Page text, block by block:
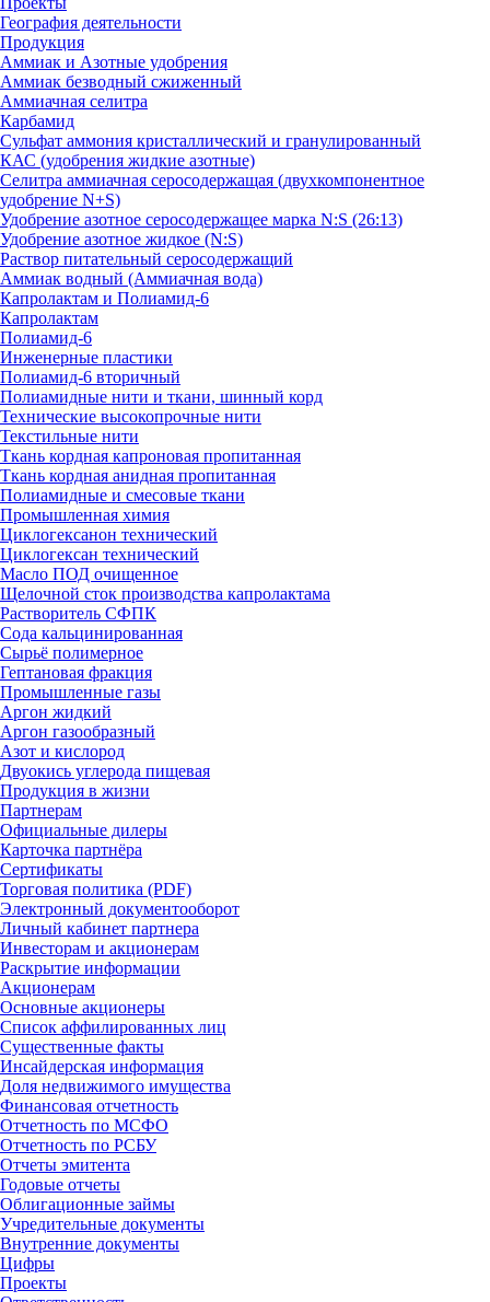
География деятельности
Продукция
Аммиак и Азотные удобрения
Аммиак безводный сжиженный
Аммиачная селитра
Карбамид
Сульфат аммония кристаллический и гранулированный
КАС (удобрения жидкие азотные)
Селитра аммиачная серосодержащая (двухкомпонентное
удобрение N+S)
Удобрение азотное серосодержащее марка N:S (26:13)
Удобрение азотное жидкое (N:S)
Раствор питательный серосодержащий
Аммиак водный (Аммиачная вода)
Капролактам и Полиамид-6
Капролактам
Полиамид-6
Инженерные пластики
Полиамид-6 вторичный
Полиамидные нити и ткани, шинный корд
Технические высокопрочные нити
Текстильные нити
Ткань кордная капроновая пропитанная
Ткань кордная анидная пропитанная
Полиамидные и смесовые ткани
Промышленная химия
Циклогексанон технический
Циклогексан технический
Масло ПОД очищенное
Щелочной сток производства капролактама
Растворитель СФПК
Сода кальцинированная
Сырьё полимерное
Гептановая фракция
Промышленные газы
Аргон жидкий
Аргон газообразный
Азот и кислород
Двуокись углерода пищевая
Продукция в жизни
Партнерам
Официальные дилеры
Карточка партнёра
Сертификаты
Торговая политика (PDF)
Электронный документооборот
Личный кабинет партнера
Инвесторам и акционерам
Раскрытие информации
Акционерам
Основные акционеры
Список аффилированных лиц
Существенные факты
Инсайдерская информация
Доля недвижимого имущества
Финансовая отчетность
Отчетность по МСФО
Отчетность по РСБУ
Отчеты эмитента
Годовые отчеты
Облигационные займы
Учредительные документы
Внутренние документы
Цифры
Проекты